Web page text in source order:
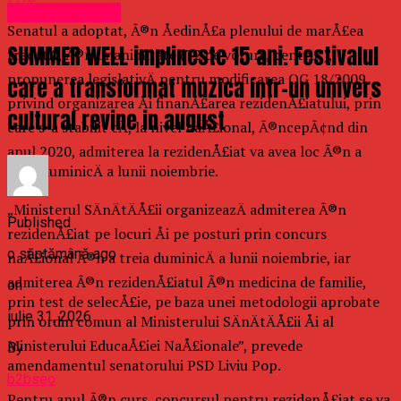
Senatul a adoptat, Ã®n ÅedinÅ£a plenului de marÅ£ea
trecutÄ, Ã®n unanimitate (72 de voturi „pentru”),
propunerea legislativÄ pentru modificarea OG 18/2009
privind organizarea Åi finanÅ£area rezidenÅ£iatului, prin
care s-a stabilit cÄ, la nivel naÅ£ional, Ã®ncepÃ¢nd din
anul 2020, admiterea la rezidenÅ£iat va avea loc Ã®n a
treia duminicÄ a lunii noiembrie.
„Ministerul SÄnÄtÄÅ£ii organizeazÄ admiterea Ã®n
rezidenÅ£iat pe locuri Åi pe posturi prin concurs
naÅ£ional Ã®n a treia duminicÄ a lunii noiembrie, iar
admiterea Ã®n rezidenÅ£iatul Ã®n medicina de familie,
prin test de selecÅ£ie, pe baza unei metodologii aprobate
prin ordin comun al Ministerului SÄnÄtÄÅ£ii Åi al
Ministerului EducaÅ£iei NaÅ£ionale”, prevede
amendamentul senatorului PSD Liviu Pop.
SUMMER WELL implineste 15 ani. Festivalul
care a transformat muzica intr-un univers
cultural revine in august
Published
o săptămână ago
on
iulie 31, 2026
By
b2bseo